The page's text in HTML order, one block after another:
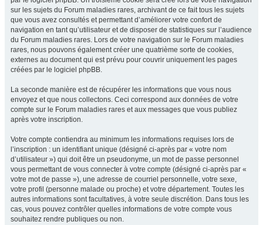
sur les sujets du Forum maladies rares, archivant de ce fait tous les sujets
que vous avez consultés et permettant d’améliorer votre confort de
navigation en tant qu’utilisateur et de disposer de statistiques sur l’audience
du Forum maladies rares. Lors de votre navigation sur le Forum maladies
rares, nous pouvons également créer une quatrième sorte de cookies,
externes au document qui est prévu pour couvrir uniquement les pages
créées par le logiciel phpBB.
La seconde manière est de récupérer les informations que vous nous
envoyez et que nous collectons. Ceci correspond aux données de votre
compte sur le Forum maladies rares et aux messages que vous publiez
après votre inscription.
Votre compte contiendra au minimum les informations requises lors de
l’inscription : un identifiant unique (désigné ci-après par « votre nom
d’utilisateur ») qui doit être un pseudonyme, un mot de passe personnel
vous permettant de vous connecter à votre compte (désigné ci-après par «
votre mot de passe »), une adresse de courriel personnelle, votre sexe,
votre profil (personne malade ou proche) et votre département. Toutes les
autres informations sont facultatives, à votre seule discrétion. Dans tous les
cas, vous pouvez contrôler quelles informations de votre compte vous
souhaitez rendre publiques ou non.